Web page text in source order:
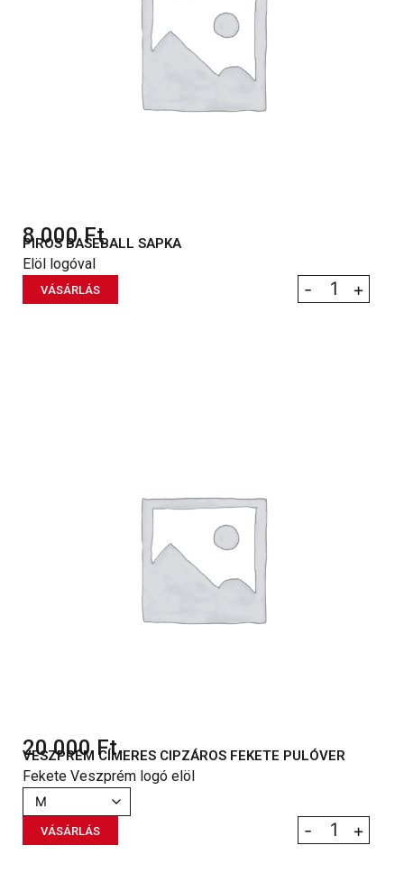
8 000Ft
PIROS BASEBALL SAPKA
Elöl logóval
- +
VÁSÁRLÁS
20 000Ft
VESZPRÉM CÍMERES CIPZÁROS FEKETE PULÓVER
Fekete Veszprém logó elöl
- +
VÁSÁRLÁS